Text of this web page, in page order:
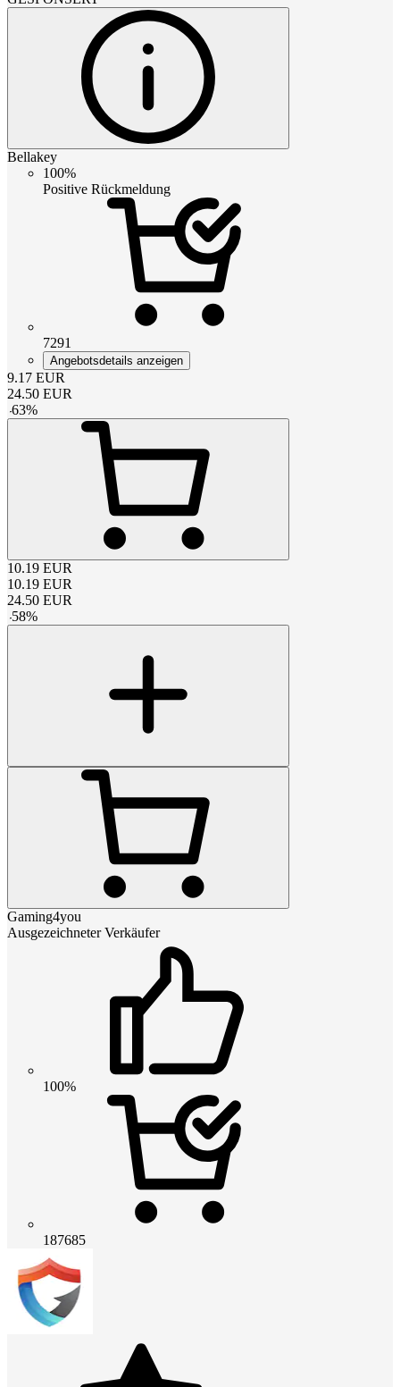
Bellakey
100%
Positive Rückmeldung
7291
Angebotsdetails anzeigen
9.17 EUR
24.50 EUR
-63%
10.19 EUR
10.19 EUR
24.50 EUR
-58%
Gaming4you
Ausgezeichneter Verkäufer
100%
187685